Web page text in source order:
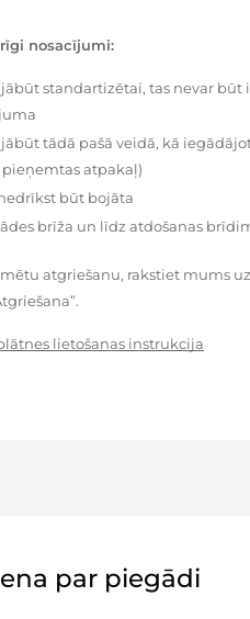
nosacījumi:
jābūt standartizētai, tas nevar būt
jābūt tādā pašā veidā, kā
atpakaļ)
būt bojāta
brīža un līdz atdošanas
atgriešanu, rakstiet mums
lietošanas instrukcija
par piegādi